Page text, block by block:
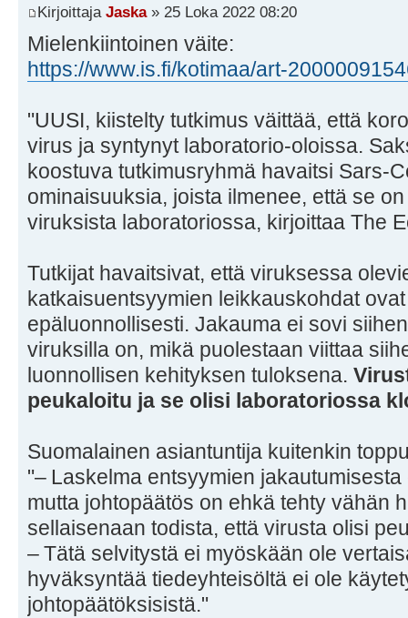
Kirjoittaja Jaska» 25 Loka 2022 08:20
Mielenkiintoinen väite:
https://www.is.fi/kotimaa/art-
"UUSI, kiistelty tutkimus väittää, että
virus ja syntynyt laboratorio-oloissa.
koostuva tutkimusryhmä havaitsi Sars-
ominaisuuksia, joista ilmenee, että se
viruksista laboratoriossa, kirjoittaa The
Tutkijat havaitsivat, että viruksessa
katkaisuentsyymien leikkauskohdat
epäluonnollisesti. Jakauma ei sovi
viruksilla on, mikä puolestaan viittaa
luonnollisen kehityksen tuloksena.
peukaloitu ja se olisi laboratoriossa
Suomalainen asiantuntija kuitenkin
"– Laskelma entsyymien
mutta johtopäätös on ehkä tehty vähän
sellaisenaan todista, että virusta olisi
– Tätä selvitystä ei myöskään ole
hyväksyntää tiedeyhteisöltä ei ole
johtopäätöksisistä."